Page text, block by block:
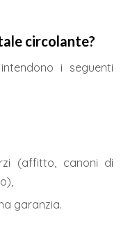
circolante?
i seguenti
(affitto, canoni di
garanzia.